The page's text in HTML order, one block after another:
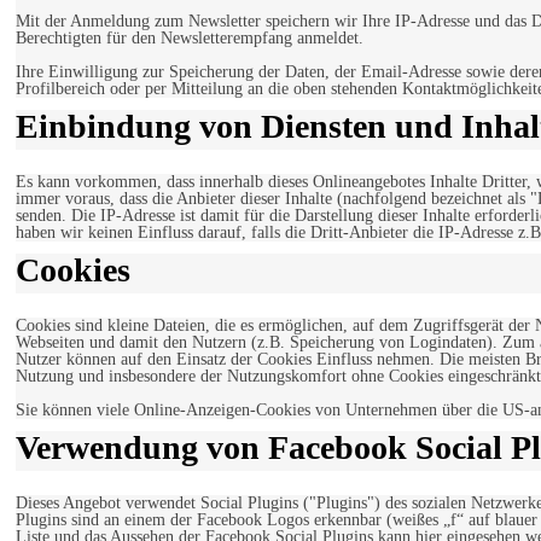
Mit der Anmeldung zum Newsletter speichern wir Ihre IP-Adresse und das
Berechtigten für den Newsletterempfang anmeldet.
Ihre Einwilligung zur Speicherung der Daten, der Email-Adresse sowie
Profilbereich oder per Mitteilung an die oben stehenden
Einbindung von Diensten und
Es kann vorkommen, dass innerhalb dieses Onlineangebotes Inhalte
immer voraus, dass die Anbieter dieser Inhalte (nachfolgend bezeichnet
senden. Die IP-Adresse ist damit für die Darstellung dieser Inhalte
haben wir keinen Einfluss darauf, falls die Dritt-Anbieter die IP-Adresse
Cookies
Cookies sind kleine Dateien, die es ermöglichen, auf dem Zugriffsgerät
Webseiten und damit den Nutzern (z.B. Speicherung von Logindaten). Zum
Nutzer können auf den Einsatz der Cookies Einfluss nehmen. Die meisten
Nutzung und insbesondere der Nutzungskomfort ohne Cookies
Sie können viele Online-Anzeigen-Cookies von Unternehmen über die US-
Verwendung von Facebook Social
Dieses Angebot verwendet Social Plugins ("Plugins") des sozialen
Plugins sind an einem der Facebook Logos erkennbar (weißes „f“ auf
Liste und das Aussehen der Facebook Social Plugins kann hier eingesehen